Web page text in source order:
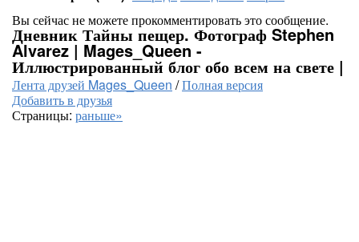
Вы сейчас не можете прокомментировать это сообщение.
Дневник Тайны пещер. Фотограф Stephen
Alvarez | Mages_Queen -
Иллюстрированный блог обо всем на свете |
Лента друзей Mages_Queen /Полная версия
Добавить в друзья
Страницы: раньше»